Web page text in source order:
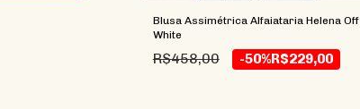
Blusa Assimétrica Alfaiataria Helena Off
White
R$458,00 -50%R$229,00